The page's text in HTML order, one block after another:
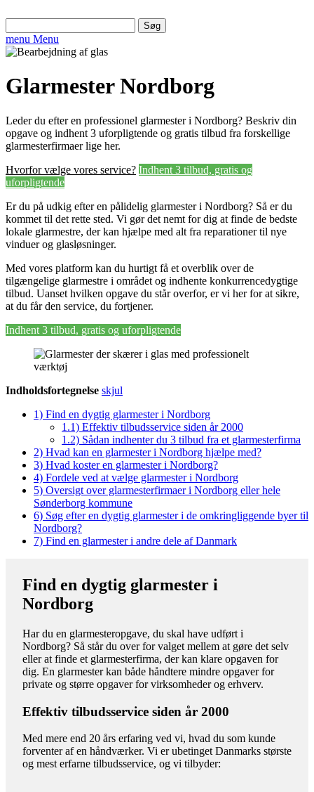
efter:
menu Menu
Glarmester Nordborg
Leder du efter en professionel glarmester i Nordborg? Beskriv din
opgave og indhent 3 uforpligtende og gratis tilbud fra forskellige
glarmesterfirmaer lige her.
Hvorfor vælge vores service? Indhent 3 tilbud, gratis og
uforpligtende
Er du på udkig efter en pålidelig glarmester i Nordborg? Så er du
kommet til det rette sted. Vi gør det nemt for dig at finde de bedste
lokale glarmestre, der kan hjælpe med alt fra reparationer til nye
vinduer og glasløsninger.
Med vores platform kan du hurtigt få et overblik over de
tilgængelige glarmestre i området og indhente konkurrencedygtige
tilbud. Uanset hvilken opgave du står overfor, er vi her for at sikre,
at du får den service, du fortjener.
Indhent 3 tilbud, gratis og uforpligtende
Indholdsfortegnelse skjul
1) Find en dygtig glarmester i Nordborg
1.1) Effektiv tilbudsservice siden år 2000
1.2) Sådan indhenter du 3 tilbud fra et glarmesterfirma
2) Hvad kan en glarmester i Nordborg hjælpe med?
3) Hvad koster en glarmester i Nordborg?
4) Fordele ved at vælge glarmester i Nordborg
5) Oversigt over glarmesterfirmaer i Nordborg eller hele
Sønderborg kommune
6) Søg efter en dygtig glarmester i de omkringliggende byer til
Nordborg?
7) Find en glarmester i andre dele af Danmark
Find en dygtig glarmester i
Nordborg
Har du en glarmesteropgave, du skal have udført i
Nordborg? Så står du over for valget mellem at gøre det selv
eller at finde et glarmesterfirma, der kan klare opgaven for
dig. En glarmester kan både håndtere mindre opgaver for
private og større opgaver for virksomheder og erhverv.
Effektiv tilbudsservice siden år 2000
Med mere end 20 års erfaring ved vi, hvad du som kunde
forventer af en håndværker. Vi er ubetinget Danmarks største
og mest erfarne tilbudsservice, og vi tilbyder: